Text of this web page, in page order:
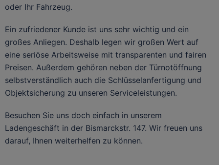
oder Ihr Fahrzeug.
Ein zufriedener Kunde ist uns sehr wichtig und ein
großes Anliegen. Deshalb legen wir großen Wert auf
eine seriöse Arbeitsweise mit transparenten und fairen
Preisen. Außerdem gehören neben der Türnotöffnung
selbstverständlich auch die Schlüsselanfertigung und
Objektsicherung zu unseren Serviceleistungen.
Besuchen Sie uns doch einfach in unserem
Ladengeschäft in der Bismarckstr. 147. Wir freuen uns
darauf, Ihnen weiterhelfen zu können.